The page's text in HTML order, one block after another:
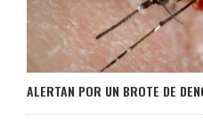
ALERTAN POR UN BROTE DE